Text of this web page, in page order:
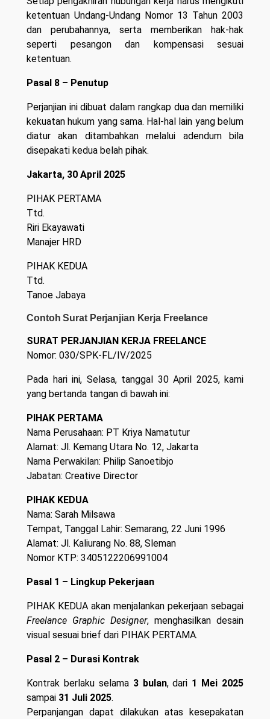
ketentuan Undang-Undang Nomor 13 Tahun 2003
dan perubahannya, serta memberikan hak-hak
seperti pesangon dan kompensasi sesuai
ketentuan.
Pasal 8 – Penutup
Perjanjian ini dibuat dalam rangkap dua dan memiliki
kekuatan hukum yang sama. Hal-hal lain yang belum
diatur akan ditambahkan melalui adendum bila
disepakati kedua belah pihak.
Jakarta, 30 April 2025
PIHAK PERTAMA
Ttd.
Riri Ekayawati
Manajer HRD
PIHAK KEDUA
Ttd.
Tanoe Jabaya
Contoh Surat Perjanjian Kerja Freelance
SURAT PERJANJIAN KERJA FREELANCE
Nomor: 030/SPK-FL/IV/2025
Pada hari ini, Selasa, tanggal 30 April 2025, kami
yang bertanda tangan di bawah ini:
PIHAK PERTAMA
Nama Perusahaan: PT Kriya Namatutur
Alamat: Jl. Kemang Utara No. 12, Jakarta
Nama Perwakilan: Philip Sanoetibjo
Jabatan: Creative Director
PIHAK KEDUA
Nama: Sarah Milsawa
Tempat, Tanggal Lahir: Semarang, 22 Juni 1996
Alamat: Jl. Kaliurang No. 88, Sleman
Nomor KTP: 3405122206991004
Pasal 1 – Lingkup Pekerjaan
PIHAK KEDUA akan menjalankan pekerjaan sebagai
Freelance Graphic Designer, menghasilkan desain
visual sesuai brief dari PIHAK PERTAMA.
Pasal 2 – Durasi Kontrak
Kontrak berlaku selama 3 bulan, dari 1 Mei 2025
sampai 31 Juli 2025.
Perpanjangan dapat dilakukan atas kesepakatan